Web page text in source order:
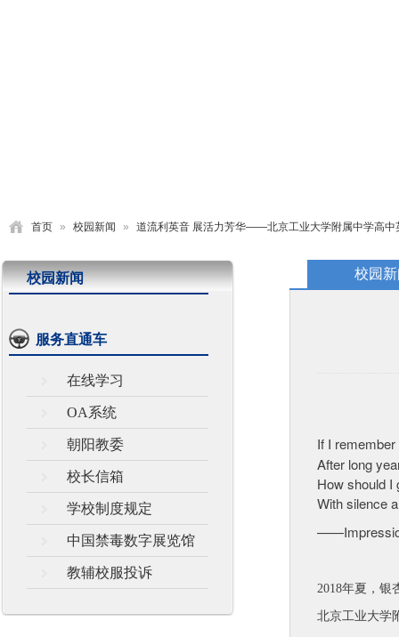
首页 » 校园新闻 » 道流利英音 展活力芳华——北京工业大学附属中学高中
校园新闻
服务直通车
在线学习
OA系统
朝阳教委
校长信箱
学校制度规定
中国禁毒数字展览馆
教辅校服投诉
校园
If I
After long
How should I
With silence
2018年夏，银
北京工业大学